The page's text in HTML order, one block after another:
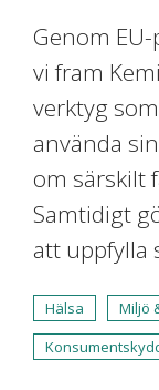
Genom EU-
vi fram
verktyg
använda
om särskilt
Samtidigt
att uppfylla
Hälsa Miljö